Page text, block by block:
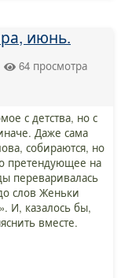
июнь.
64 просмотра
с детства, но с
Даже сама
собираются, но
претендующее на
переваривалась
слов Женьки
И, казалось бы,
вместе.